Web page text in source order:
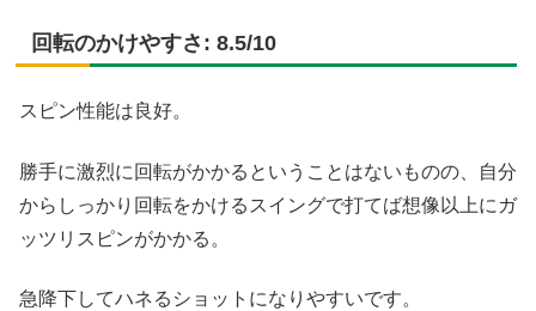
回転のかけやすさ: 8.5/10
スピン性能は良好。
勝手に激烈に回転がかかるということはないものの、自分
からしっかり回転をかけるスイングで打てば想像以上にガ
ッツリスピンがかかる。
急降下してハネるショットになりやすいです。